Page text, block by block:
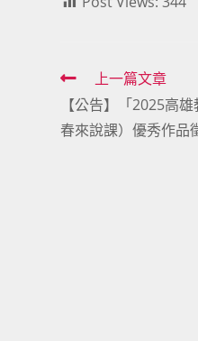
Read
more
articles
上一篇文章
【公告】「2025高
春來說課）優秀作品